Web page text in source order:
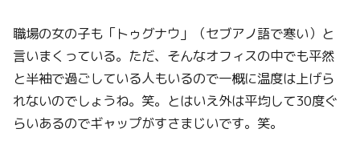
職場の女の子も「トゥグナウ」（セブアノ語で寒い）と
言いまくっている。ただ、そんなオフィスの中でも平然
と半袖で過ごしている人もいるので一概に温度は上げら
れないのでしょうね。笑。とはいえ外は平均して30度ぐ
らいあるのでギャップがすさまじいです。笑。